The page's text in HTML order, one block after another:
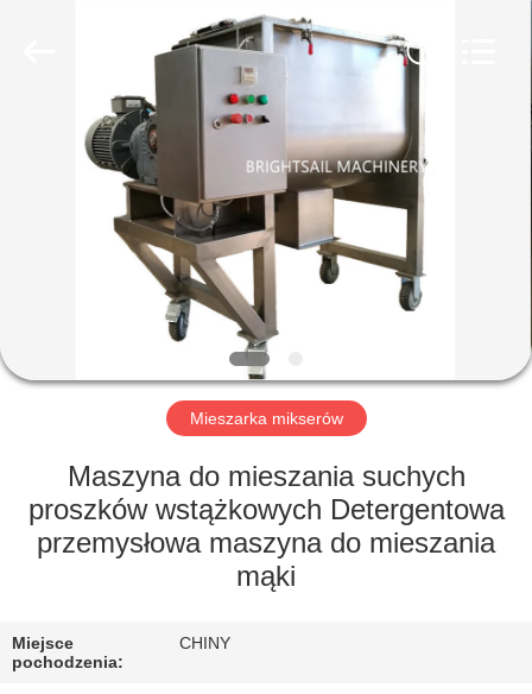
PRODUKTY
O
NAS
WYCIECZKA
PO
FABRYCE
JAKOŚCI
Mieszarka mikserów
Maszyna do mieszania suchych
proszków wstążkowych Detergentowa
przemysłowa maszyna do mieszania
mąki
Miejsce
pochodzenia:
CHINY